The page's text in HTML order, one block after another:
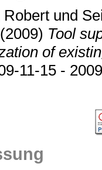
Robert und
(2009) Tool
of
11-15 -